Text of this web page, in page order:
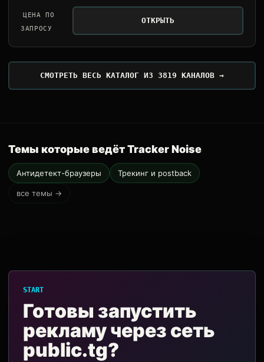
ЦЕНА ПО
ЗАПРОСУ
ОТКРЫТЬ
СМОТРЕТЬ ВЕСЬ КАТАЛОГ ИЗ 3819 КАНАЛОВ →
Темы которые ведёт Tracker Noise
Антидетект-браузеры Трекинг и postback
все темы →
START
Готовы запустить
рекламу через сеть
public.tg?